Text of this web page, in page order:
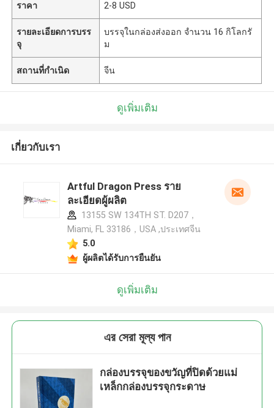
ราคา 2-8 USD
รายละเอียดการบรร
จุ
บรรจุในกล่องส่งออก จํานวน 16 กิโลกรั
ม
สถานที่กำเนิด จีน
ดูเพิ่มเติม
เกี่ยวกับเรา
Artful Dragon Press ราย
ละเอียดผู้ผลิต
13155 SW 134TH ST. D207，
Miami, FL 33186，USA ,ประเทศจีน
5.0
ผู้ผลิตได้รับการยืนยัน
ดูเพิ่มเติม
এর সেরা মূল্য পান
กล่องบรรจุของขวัญที่ปิดด้วยแม่
เหล็กกล่องบรรจุกระดาษ